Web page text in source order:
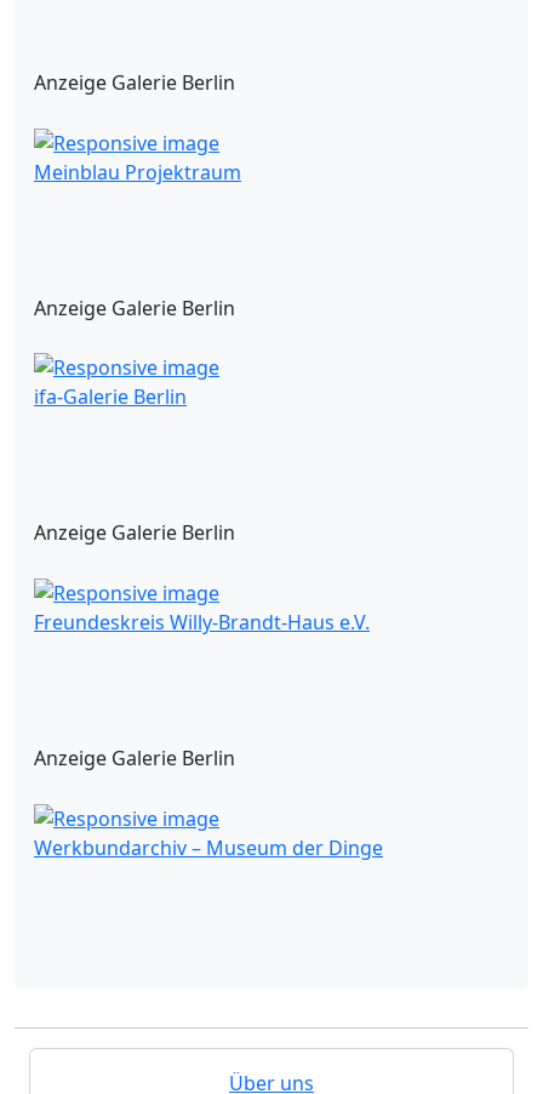
Anzeige Galerie Berlin
Meinblau Projektraum
Anzeige Galerie Berlin
ifa-Galerie Berlin
Anzeige Galerie Berlin
Freundeskreis Willy-Brandt-Haus e.V.
Anzeige Galerie Berlin
Werkbundarchiv – Museum der Dinge
Über uns